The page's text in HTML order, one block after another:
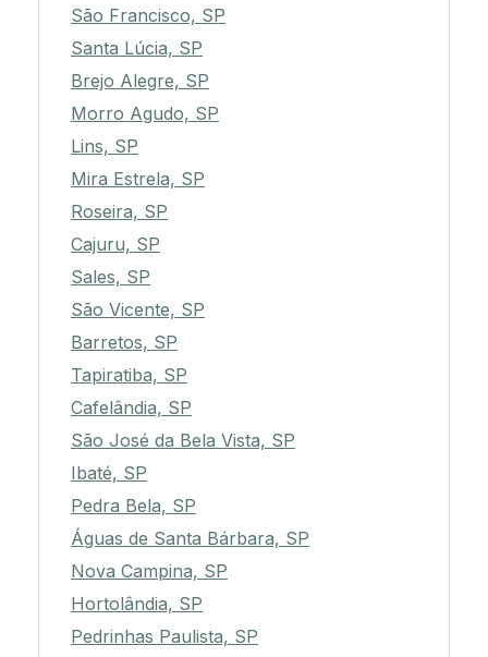
São Francisco, SP
Santa Lúcia, SP
Brejo Alegre, SP
Morro Agudo, SP
Lins, SP
Mira Estrela, SP
Roseira, SP
Cajuru, SP
Sales, SP
São Vicente, SP
Barretos, SP
Tapiratiba, SP
Cafelândia, SP
São José da Bela Vista, SP
Ibaté, SP
Pedra Bela, SP
Águas de Santa Bárbara, SP
Nova Campina, SP
Hortolândia, SP
Pedrinhas Paulista, SP